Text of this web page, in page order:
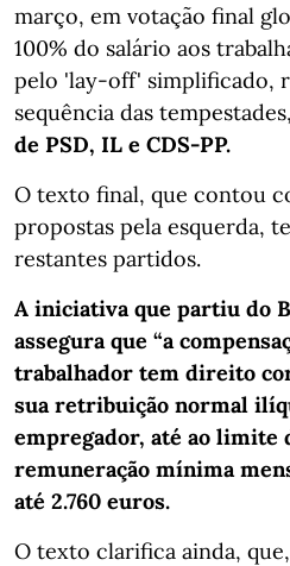
março, em votação final
100% do salário aos
pelo 'lay-off' simplificado,
sequência das tempestades,
de PSD, IL e CDS-PP.
O texto final, que contou
propostas pela esquerda,
restantes partidos.
A iniciativa que partiu do
assegura que “a
trabalhador tem direito
sua retribuição normal
empregador, até ao limite
remuneração mínima
até 2.760 euros.
O texto clarifica ainda,